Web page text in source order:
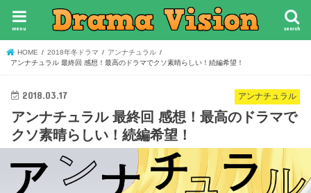
search
menu
HOME 2018年冬ドラマ
アンナチュラル
アンナチュラル 最終回 感想！最高のドラマでクソ素晴らしい！続編希望！
アンナチュラル
2018.03.17
アンナチュラル 最終回 感想！最高のドラマで
クソ素晴らしい！続編希望！